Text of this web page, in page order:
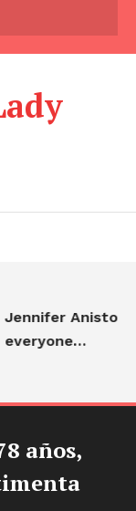
Jennifer Aniston
everyone…
años,